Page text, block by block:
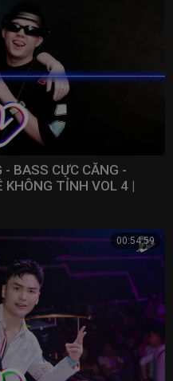
BASS CỰC CĂNG -
KHÔNG TỈNH VOL 4 |
00:54:59